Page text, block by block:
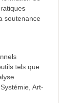
soutenance
tels que
Art-